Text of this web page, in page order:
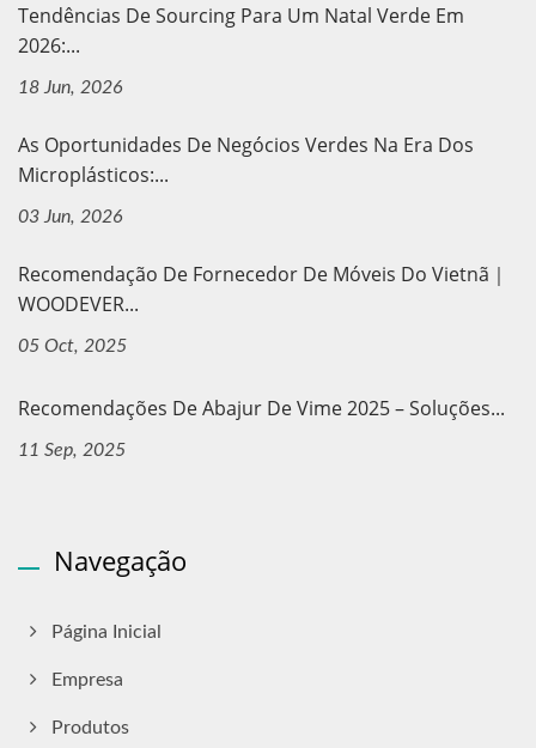
Tendências De Sourcing Para Um Natal Verde Em
2026:...
18 Jun, 2026
As Oportunidades De Negócios Verdes Na Era Dos
Microplásticos:...
03 Jun, 2026
Recomendação De Fornecedor De Móveis Do Vietnã｜
WOODEVER...
05 Oct, 2025
Recomendações De Abajur De Vime 2025 – Soluções...
11 Sep, 2025
Navegação
Página Inicial
Empresa
Produtos